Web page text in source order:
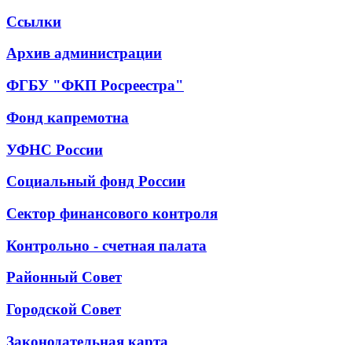
Ссылки
Архив администрации
ФГБУ "ФКП Росреестра"
Фонд капремотна
УФНС России
Социальный фонд России
Сектор финансового контроля
Контрольно - счетная палата
Районный Совет
Городской Совет
Законодательная карта